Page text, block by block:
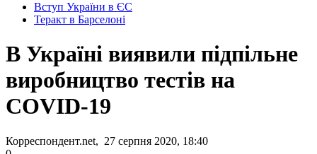
Вступ України в ЄС
Теракт в Барселоні
В Україні виявили підпільне
виробництво тестів на
COVID-19
Корреспондент.net, 27 серпня 2020, 18:40